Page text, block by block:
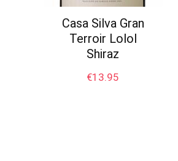
Casa Silva Gran
Terroir Lolol
Shiraz
€13.95